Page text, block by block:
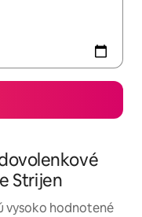
Strijen
vysoko hodnotené